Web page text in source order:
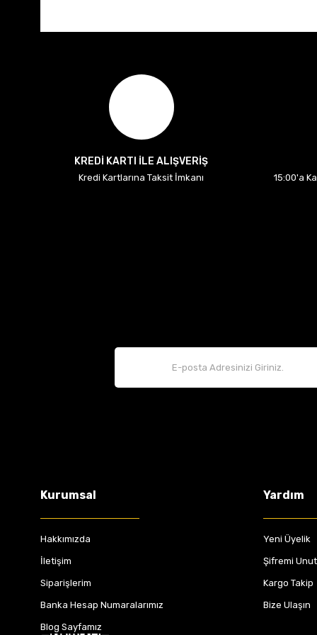
KREDİ KARTI İLE ALIŞVERİŞ
Kredi Kartlarına Taksit İmkanı
15:00'a
Kurumsal
Hakkımızda
İletişim
Siparişlerim
Banka Hesap Numaralarımız
Blog Sayfamız
Yardım
Yeni Üyelik
Şifremi
Kargo Takip
Bize Ulaşın